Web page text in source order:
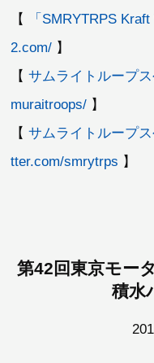
【
「SMRYTRPS
2.com/ 】
【サムライトループ
muraitroops/ 】
【サムライトループ
tter.com/smrytrps 】
第42回東京モー
積水